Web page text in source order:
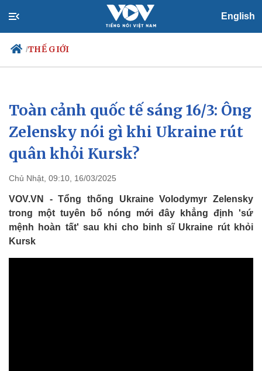
English
/THẾ GIỚI
Chính trị
Đảng
Tổ chức nhân sự
Quốc hội
Nhận diện sự thật
Xã hội
Tin 24h
Dự báo thời tiết
Toàn cảnh quốc tế sáng 16/3: Ông
Zelensky nói gì khi Ukraine rút
quân khỏi Kursk?
Chủ Nhật, 09:10, 16/03/2025
VOV.VN - Tổng thống Ukraine Volodymyr Zelensky
trong một tuyên bố nóng mới đây khẳng định 'sứ
mệnh hoàn tất' sau khi cho binh sĩ Ukraine rút khỏi
Kursk